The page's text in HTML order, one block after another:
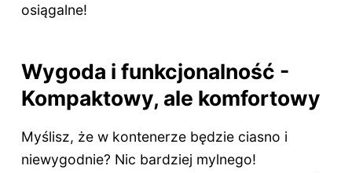
osiągalne!
Wygoda i funkcjonalność -
Kompaktowy, ale komfortowy
Myślisz, że w kontenerze będzie ciasno i
niewygodnie? Nic bardziej mylnego!